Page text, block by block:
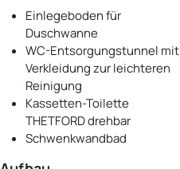
Einlegeboden für
Duschwanne
WC-Entsorgungstunnel mit
Verkleidung zur leichteren
Reinigung
Kassetten-Toilette
THETFORD drehbar
Schwenkwandbad